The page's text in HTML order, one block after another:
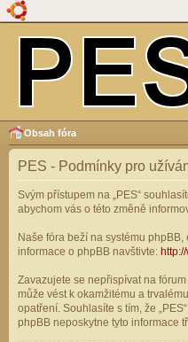
Obsah fóra
PES - Podmínky pro
Svým přístupem na „PES“
abychom vás o této změně
Naše fóra beží na systému
informace o phpBB navštivte:
Zavazujete se nepřispívat na
může vést k okamžitému a
opatření. Souhlasíte s tím, že
phpBB neposkytne tyto informace